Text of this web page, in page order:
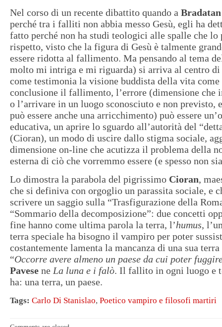
Nel corso di un recente dibattito quando a
perché tra i falliti non abbia messo Gesù, egli ha
fatto perché non ha studi teologici alle spalle che lo
rispetto, visto che la figura di Gesù è talmente
essere ridotta al fallimento. Ma pensando al tema
molto mi intriga e mi riguarda) si arriva al centro
come testimonia la visione buddista della vita
conclusione il fallimento, l’errore (dimensione che
o l’arrivare in un luogo sconosciuto e non previsto,
può essere anche una arricchimento) può essere
educativa, un aprire lo sguardo all’autorità del
(Cioran), un modo di uscire dallo stigma sociale,
dimensione on-line che acutizza il problema della
esterna di ciò che vorremmo essere (e spesso non
Lo dimostra la parabola del pigrissimo Cioran,
che si definiva con orgoglio un parassita sociale, e
scrivere un saggio sulla “Trasfigurazione della
“Sommario della decomposizione”: due concetti
fine hanno come ultima parola la terra, l’humus,
terra speciale ha bisogno il vampiro per poter
costantemente lamenta la mancanza di una sua
“Occorre avere almeno un paese da cui poter
Pavese ne La luna e i falò. Il fallito in ogni luogo e
ha: una terra, un paese.
Tags: Carlo Di Stanislao, Poetico vampiro e filosofi martiri